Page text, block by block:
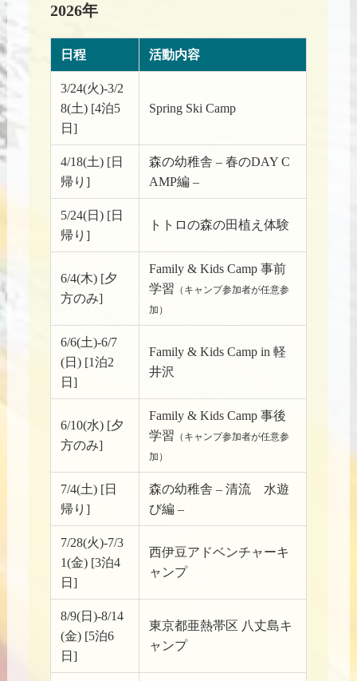
2026年
日程 活動内容
3/24(火)-3/2
8(土) [4泊5
日]
Spring Ski Camp
4/18(土) [日
帰り]
森の幼稚舎 – 春のDAY C
AMP編 –
5/24(日) [日
帰り]
トトロの森の田植え体験
6/4(木) [夕
方のみ]
Family & Kids Camp 事前
学習 （キャンプ参加者が任意参
加）
6/6(土)-6/7
(日) [1泊2
日]
Family & Kids Camp in 軽
井沢
6/10(水) [夕
方のみ]
Family & Kids Camp 事後
学習 （キャンプ参加者が任意参
加）
7/4(土) [日
帰り]
森の幼稚舎 – 清流 水遊
び編 –
7/28(火)-7/3
1(金) [3泊4
日]
西伊豆アドベンチャーキ
ャンプ
8/9(日)-8/14
(金) [5泊6
日]
東京都亜熱帯区 八丈島キ
ャンプ